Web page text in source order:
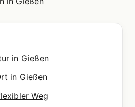
in Gießen
in Gießen
Weg